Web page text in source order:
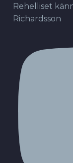
Rehelliset
Richardsson